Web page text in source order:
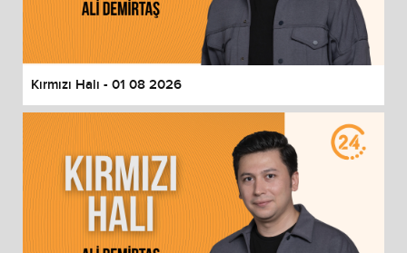
End of dialog window.
Kırmızı Halı - 01 08 2026